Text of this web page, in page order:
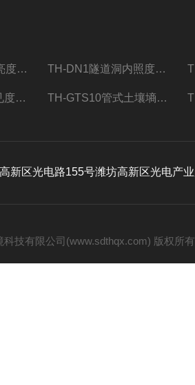
TH-DW1隧道洞外亮度检测器设备 TH-DN1隧道洞内照度检测器设备
TH-NJD10交通能见度监测站 TH-GTS10管式土壤墒情自动监测仪
区光电路155号潍坊高新区光电产业加速器
科技有限公司(www.sdthqx.com) 版权